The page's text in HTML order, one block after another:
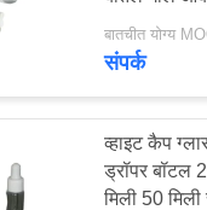
बातचीत योग्य
संपर्क
व्हाइट कैप
ड्रॉपर बॉटल
मिली 50